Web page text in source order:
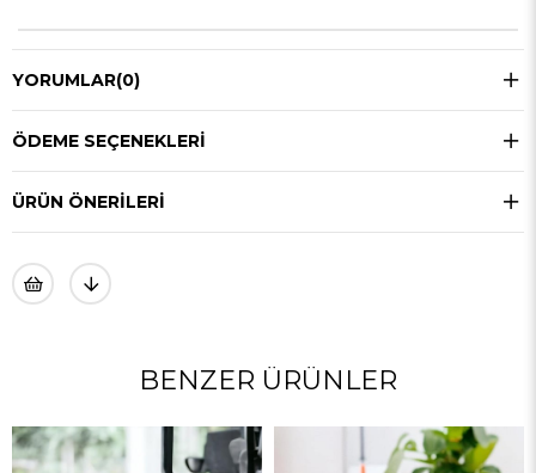
YORUMLAR(0)
ÖDEME SEÇENEKLERI
ÜRÜN ÖNERILERI
BENZER ÜRÜNLER